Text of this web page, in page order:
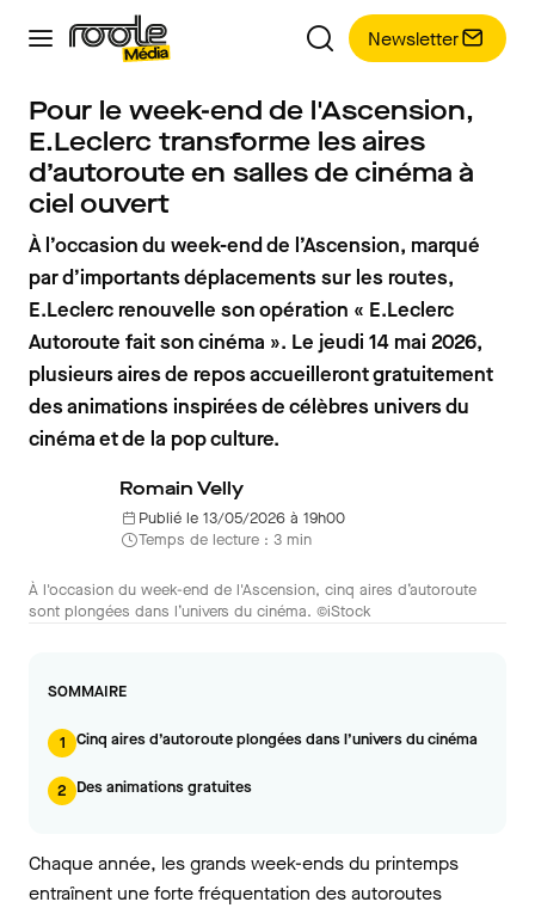
Newsletter
Pour le week-end de l'Ascension,
E.Leclerc transforme les aires
d’autoroute en salles de cinéma à
ciel ouvert
À l’occasion du week-end de l’Ascension, marqué
par d’importants déplacements sur les routes,
E.Leclerc renouvelle son opération « E.Leclerc
Autoroute fait son cinéma ». Le jeudi 14 mai 2026,
plusieurs aires de repos accueilleront gratuitement
des animations inspirées de célèbres univers du
cinéma et de la pop culture.
Romain Velly
Publié le 13/05/2026 à 19h00
Temps de lecture : 3 min
À l'occasion du week-end de l'Ascension, cinq aires d’autoroute
sont plongées dans l’univers du cinéma. ©iStock
SOMMAIRE
1 Cinq aires d’autoroute plongées dans l’univers du cinéma
2 Des animations gratuites
Chaque année, les grands week-ends du printemps
entraînent une forte fréquentation des autoroutes